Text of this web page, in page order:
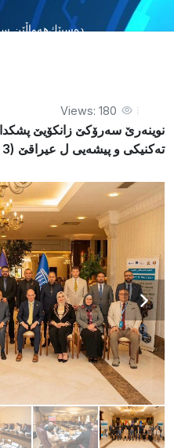
دەسپێكهەواڵێن
Views: 180
نوینەرێ سەرۆکێ زانکۆیێ
تەکنیکی و پیشەیی ل عیراقێ (TVET 3) دا کر